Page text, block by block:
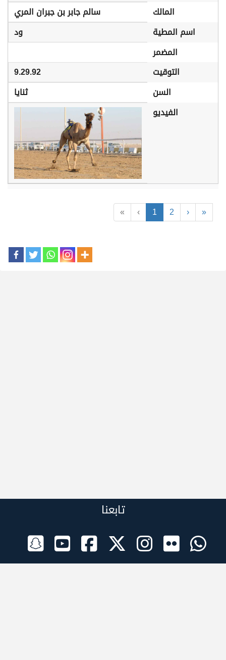
« ‹ 1 2 › »
المالك
سالم جابر بن جبران المري
اسم المطية
ود
المضمر
التوقيت
9.29.92
السن
ثنايا
الفيديو
تابعنا